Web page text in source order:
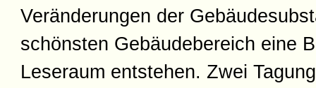
Veränderungen der
schönsten Gebäudebereich eine
Leseraum entstehen. Zwei